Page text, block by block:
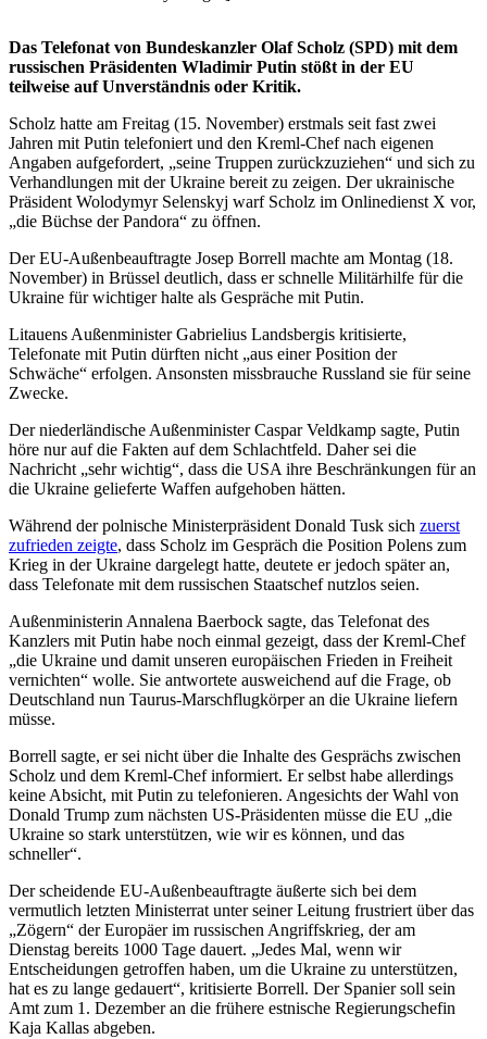
Das Telefonat von Bundeskanzler Olaf Scholz (SPD) mit dem
russischen Präsidenten Wladimir Putin stößt in der EU
teilweise auf Unverständnis oder Kritik.
Scholz hatte am Freitag (15. November) erstmals seit fast zwei
Jahren mit Putin telefoniert und den Kreml-Chef nach eigenen
Angaben aufgefordert, „seine Truppen zurückzuziehen“ und sich zu
Verhandlungen mit der Ukraine bereit zu zeigen. Der ukrainische
Präsident Wolodymyr Selenskyj warf Scholz im Onlinedienst X vor,
„die Büchse der Pandora“ zu öffnen.
Der EU-Außenbeauftragte Josep Borrell machte am Montag (18.
November) in Brüssel deutlich, dass er schnelle Militärhilfe für die
Ukraine für wichtiger halte als Gespräche mit Putin.
Litauens Außenminister Gabrielius Landsbergis kritisierte,
Telefonate mit Putin dürften nicht „aus einer Position der
Schwäche“ erfolgen. Ansonsten missbrauche Russland sie für seine
Zwecke.
Der niederländische Außenminister Caspar Veldkamp sagte, Putin
höre nur auf die Fakten auf dem Schlachtfeld. Daher sei die
Nachricht „sehr wichtig“, dass die USA ihre Beschränkungen für an
die Ukraine gelieferte Waffen aufgehoben hätten.
Während der polnische Ministerpräsident Donald Tusk sich zuerst
zufrieden zeigte, dass Scholz im Gespräch die Position Polens zum
Krieg in der Ukraine dargelegt hatte, deutete er jedoch später an,
dass Telefonate mit dem russischen Staatschef nutzlos seien.
Außenministerin Annalena Baerbock sagte, das Telefonat des
Kanzlers mit Putin habe noch einmal gezeigt, dass der Kreml-Chef
„die Ukraine und damit unseren europäischen Frieden in Freiheit
vernichten“ wolle. Sie antwortete ausweichend auf die Frage, ob
Deutschland nun Taurus-Marschflugkörper an die Ukraine liefern
müsse.
Borrell sagte, er sei nicht über die Inhalte des Gesprächs zwischen
Scholz und dem Kreml-Chef informiert. Er selbst habe allerdings
keine Absicht, mit Putin zu telefonieren. Angesichts der Wahl von
Donald Trump zum nächsten US-Präsidenten müsse die EU „die
Ukraine so stark unterstützen, wie wir es können, und das
schneller“.
Der scheidende EU-Außenbeauftragte äußerte sich bei dem
vermutlich letzten Ministerrat unter seiner Leitung frustriert über das
„Zögern“ der Europäer im russischen Angriffskrieg, der am
Dienstag bereits 1000 Tage dauert. „Jedes Mal, wenn wir
Entscheidungen getroffen haben, um die Ukraine zu unterstützen,
hat es zu lange gedauert“, kritisierte Borrell. Der Spanier soll sein
Amt zum 1. Dezember an die frühere estnische Regierungschefin
Kaja Kallas abgeben.